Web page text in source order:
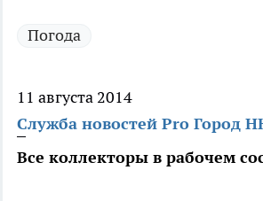
Погода
11 августа 2014
Служба новостей Pro Город
Все коллекторы в рабочем